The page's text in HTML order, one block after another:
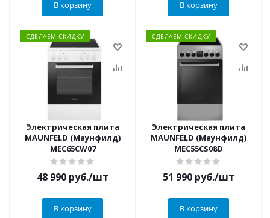
В корзину В корзину
СДЕЛАЕМ СКИДКУ
Электрическая плита
MAUNFELD (Маунфилд)
MEC65CW07
48 990 руб./шт
В корзину
СДЕЛАЕМ СКИДКУ
Электрическая плита
MAUNFELD (Маунфилд)
MEC55CS08D
51 990 руб./шт
В корзину